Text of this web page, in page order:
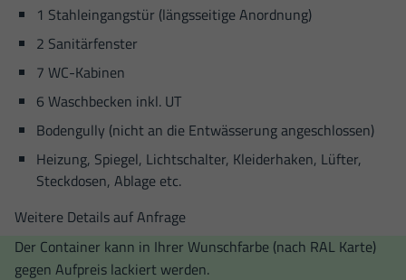
1 Stahleingangstür (längsseitige Anordnung)
2 Sanitärfenster
7 WC-Kabinen
6 Waschbecken inkl. UT
Bodengully (nicht an die Entwässerung angeschlossen)
Heizung, Spiegel, Lichtschalter, Kleiderhaken, Lüfter,
Steckdosen, Ablage etc.
Weitere Details auf Anfrage
Der Container kann in Ihrer Wunschfarbe (nach RAL Karte)
gegen Aufpreis lackiert werden.